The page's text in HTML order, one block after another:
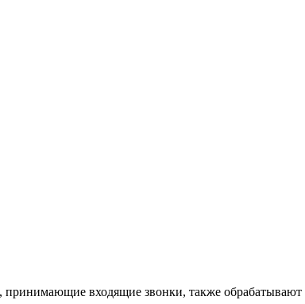
принимающие входящие звонки, также